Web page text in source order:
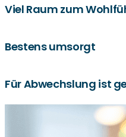
Viel Raum zum
In allen Wohnbereichen
zum Verweilen ein. Ein
Außenterrasse, eine
Veranstaltungen gehören
schönem Wetter lädt
Bestens umsorgt
Das Pflegekonzept in
qualifizierte
Erkenntnissen. Unsere
Für Abwechslung ist
Ob Singkreis oder Bingo-